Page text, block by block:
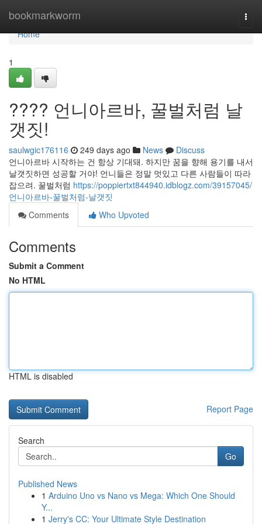
bookmarkworm
Home
Home
1
???? 언니아르바, 꿀벌처럼 날
갯짓!
saulwgic176116 249 days ago News
Discuss
언니아르바 시작하는 건 항상 기대돼. 하지만 꿈을 향해 용기를 내서
날갯짓하면 성공할 거야! 언니들은 정말 멋있고 다른 사람들이 따라
잡으려. 꿀벌처럼 https://poppiertxt844940.idblogz.com/39157045/
언니아르바-꿀벌처럼-날갯짓
Comments
Who Upvoted
Comments
Submit a Comment
No HTML
HTML is disabled
Report Page
Search
Go
Published News
1 Arduino Uno vs Nano vs Mega: Which One Should
Y...
1 Jerry's CC: Your Ultimate Style Destination